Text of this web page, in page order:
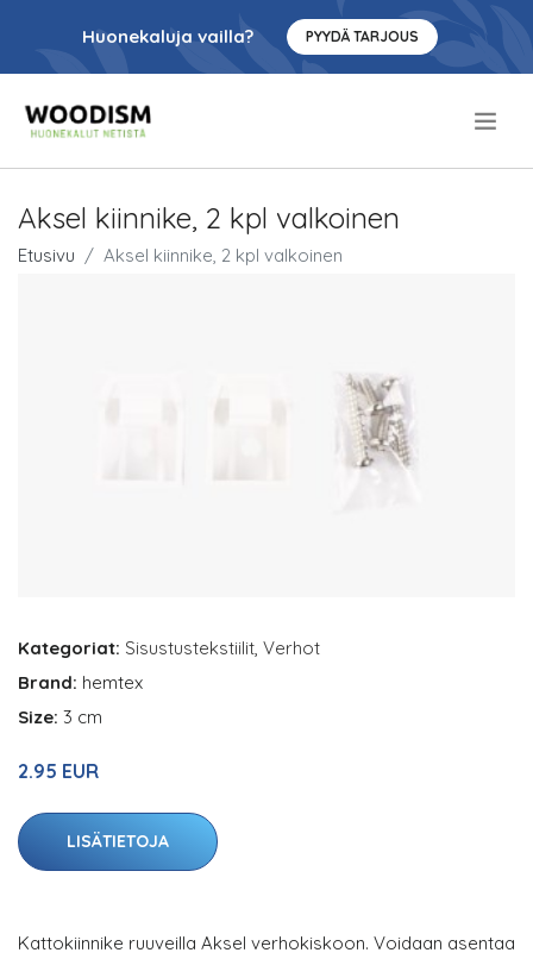
Huonekaluja vailla? PYYDÄ TARJOUS
Aksel kiinnike, 2 kpl valkoinen
Etusivu Aksel kiinnike, 2 kpl valkoinen
Kategoriat: Sisustustekstiilit Verhot
Brand: hemtex
Size: 3 cm
2.95 EUR
LISÄTIETOJA
Kattokiinnike ruuveilla Aksel verhokiskoon. Voidaan asentaa